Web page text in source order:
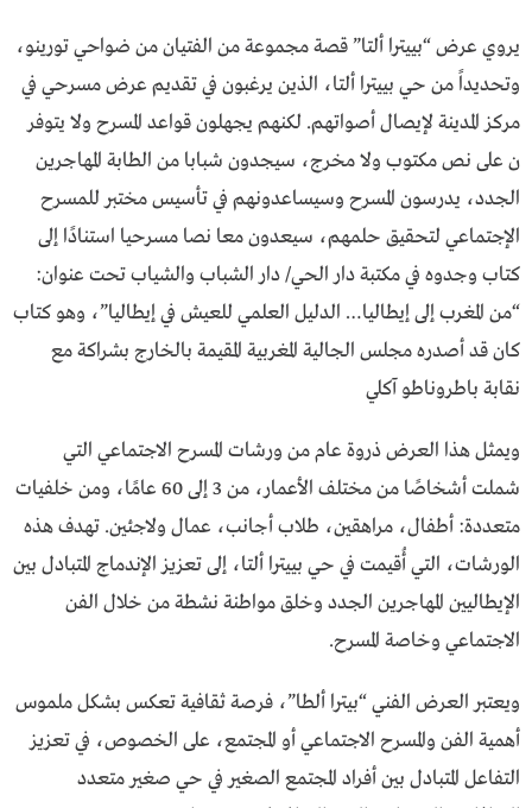
يروي عرض “بييترا ألتا” قصة مجموعة من الفتيان من ضواحي تورينو،
وتحديداً من حي بييترا ألتا، الذين يرغبون في تقديم عرض مسرحي في
مركز المدينة لإيصال أصواتهم. لكنهم يجهلون قواعد المسرح ولا يتوفر
ن على نص مكتوب ولا مخرج، سيجدون شبابا من الطابة المهاجرين
الجدد، يدرسون المسرح وسيساعدونهم في تأسيس مختبر للمسرح
الإجتماعي لتحقيق حلمهم، سيعدون معا نصا مسرحيا استنادًا إلى
كتاب وجدوه في مكتبة دار الحي/ دار الشباب والشياب تحت عنوان:
“من المغرب إلى إيطاليا… الدليل العلمي للعيش في إيطاليا”، وهو كتاب
كان قد أصدره مجلس الجالية المغربية المقيمة بالخارج بشراكة مع
نقابة باطروناطو آكلي
ويمثل هذا العرض ذروة عام من ورشات المسرح الاجتماعي التي
شملت أشخاصًا من مختلف الأعمار، من 3 إلى 60 عامًا، ومن خلفيات
متعددة: أطفال، مراهقين، طلاب أجانب، عمال ولاجئين. تهدف هذه
الورشات، التي أُقيمت في حي بييترا ألتا، إلى تعزيز الإندماج المتبادل بين
الإيطاليين المهاجرين الجدد وخلق مواطنة نشطة من خلال الفن
الاجتماعي وخاصة المسرح.
ويعتبر العرض الفني “بيترا ألطا”، فرصة ثقافية تعكس بشكل ملموس
أهمية الفن والمسرح الاجتماعي أو المجتمع، على الخصوص، في تعزيز
التفاعل المتبادل بين أفراد المجتمع الصغير في حي صغير متعدد